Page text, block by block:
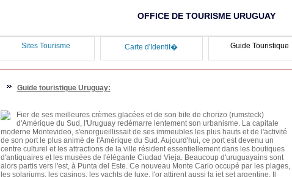
OFFICE DE TOURISME URUGUAY
Sites Tourisme Carte d'Identit� Guide Touristique
Guide touristique Uruguay:
Fier de ses meilleures crèmes glacées et de son bife de chorizo (rumsteck)
d'Amérique du Sud, l'Uruguay redémarre lentement son urbanisme. La capitale
moderne Montevideo, s'enorgueillissait de ses immeubles les plus hauts et de l'activité
de son port le plus animé de l'Amérique du Sud. Aujourd'hui, ce port est devenu un
centre culturel et les attractions de la ville résident essentiellement dans les boutiques
d'antiquaires et les musées de l'élégante Ciudad Vieja. Beaucoup d'uruguayains sont
alors partis vers l'est, à Punta del Este. Ce nouveau Monte Carlo occupé par les plages,
les solariums, les casinos, les yachts de luxe, l'or attirent aussi la jet set argentine. Il